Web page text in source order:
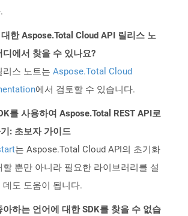
한 Aspose.Total Cloud API 릴리스 노
디에서 찾을 수 있나요?
리스 노트는 Aspose.Total Cloud
에서 검토할 수 있습니다.
를 사용하여 Aspose.Total REST API로
: 초보자 가이드
는 Aspose.Total Cloud API의 초기화
할 뿐만 아니라 필요한 라이브러리를 설
데도 도움이 됩니다.
아하는 언어에 대한 SDK를 찾을 수 없습